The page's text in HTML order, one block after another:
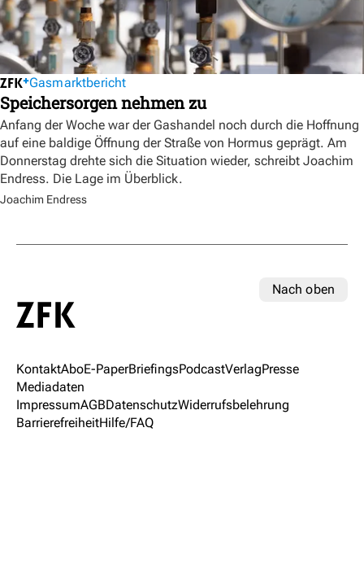
Gasmarktbericht
Speichersorgen nehmen zu
Anfang der Woche war der Gashandel noch durch die Hoffnung
auf eine baldige Öffnung der Straße von Hormus geprägt. Am
Donnerstag drehte sich die Situation wieder, schreibt Joachim
Endress. Die Lage im Überblick.
Joachim Endress
Nach oben
KontaktAboE-PaperBriefingsPodcastVerlagPresse
Mediadaten
ImpressumAGBDatenschutzWiderrufsbelehrung
BarrierefreiheitHilfe/FAQ